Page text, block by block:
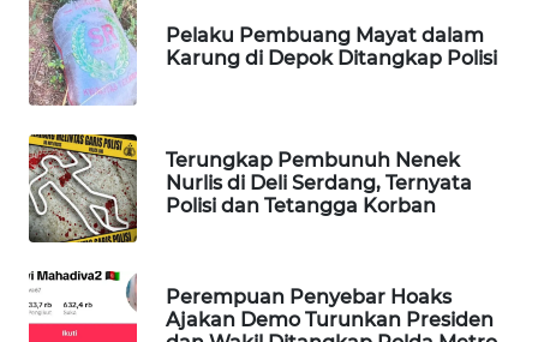
Pelaku Pembuang Mayat dalam
Karung di Depok Ditangkap Polisi
Terungkap Pembunuh Nenek
Nurlis di Deli Serdang, Ternyata
Polisi dan Tetangga Korban
Perempuan Penyebar Hoaks
Ajakan Demo Turunkan Presiden
WAHANA
SELEB
WAHANA
WAHANA
OTOMOTIF
WAHANA
HEALTH